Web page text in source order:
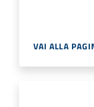
VAI ALLA